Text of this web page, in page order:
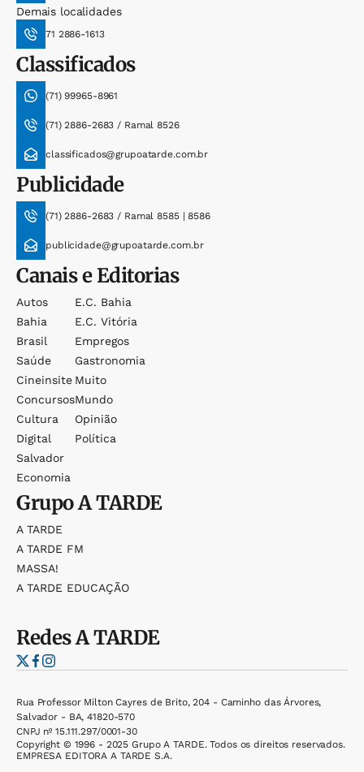
Demais localidades
71 2886-1613
Classificados
(71) 99965-8961
(71) 2886-2683 / Ramal 8526
classificados@grupoatarde.com.br
Publicidade
(71) 2886-2683 / Ramal 8585 | 8586
publicidade@grupoatarde.com.br
Canais e Editorias
Autos
Bahia
Brasil
Saúde
Cineinsite
Concursos
Cultura
Digital
Salvador
Economia
E.c. Bahia
E.c. Vitória
Empregos
Gastronomia
Muito
Mundo
Opinião
Política
GrupoA TARDE
A TARDE
A TARDE FM
MASSA!
A TARDE EDUCAÇÃO
RedesA TARDE
Rua Professor Milton Cayres de Brito, 204 - Caminho das Árvores,
Salvador - BA, 41820-570
CNPJ nº 15.111.297/0001-30
Copyright © 1996 - 2025 Grupo A TARDE. Todos os direitos reservados.
EMPRESA EDITORA A TARDE S.A.